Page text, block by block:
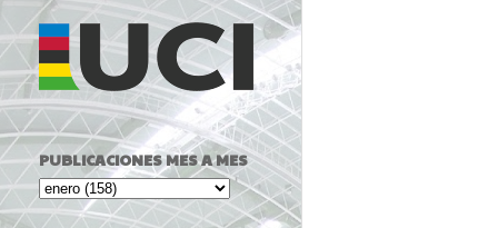
PUBLICACIONES MES A MES